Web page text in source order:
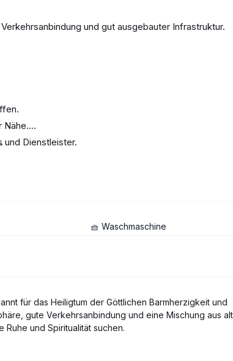
und gut ausgebauter Infrastruktur.
Nähe.
und Dienstleister.
🧺 Waschmaschine
für das Heiligtum der Göttlichen Barmherzigkeit und
gute Verkehrsanbindung und eine Mischung aus
Ruhe und Spiritualität suchen.